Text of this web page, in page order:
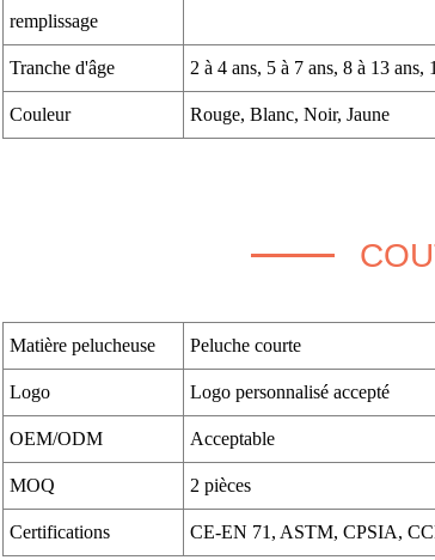
remplissage
Tranche d'âge 2 à 4 ans, 5 à 7 ans, 8 à 13 ans,
Couleur Rouge, Blanc, Noir, Jaune
Matière pelucheuse Peluche courte
Logo Logo personnalisé accepté
OEM/ODM Acceptable
MOQ 2 pièces
Certifications CE-EN 71, ASTM, CPSIA,